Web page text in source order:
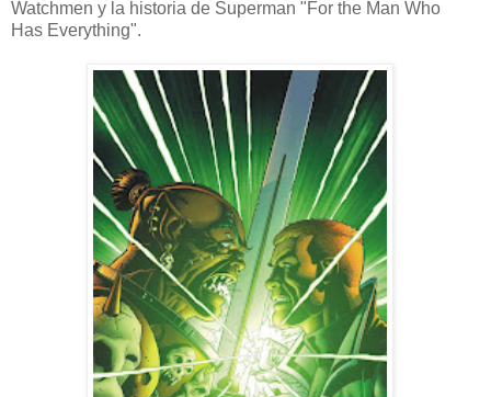
Watchmen y la historia de Superman "For the Man Who
Has Everything".